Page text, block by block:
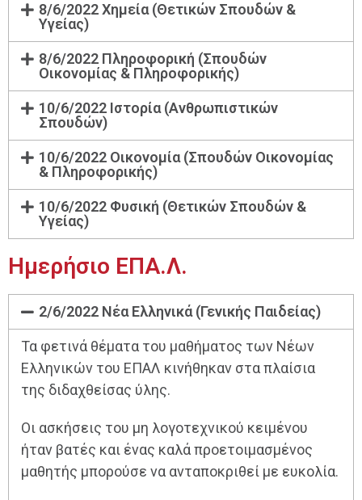
8/6/2022 Χημεία (Θετικών Σπουδών &
Υγείας)
8/6/2022 Πληροφορική (Σπουδών
Οικονομίας & Πληροφορικής)
10/6/2022 Ιστορία (Ανθρωπιστικών
Σπουδών)
10/6/2022 Οικονομία (Σπουδών Οικονομίας
& Πληροφορικής)
10/6/2022 Φυσική (Θετικών Σπουδών &
Υγείας)
Ημερήσιο ΕΠΑ.Λ.
2/6/2022 Νέα Ελληνικά (Γενικής Παιδείας)
Τα φετινά θέματα του μαθήματος των Νέων
Ελληνικών του ΕΠΑΛ κινήθηκαν στα πλαίσια
της διδαχθείσας ύλης.
Οι ασκήσεις του μη λογοτεχνικού κειμένου
ήταν βατές και ένας καλά προετοιμασμένος
μαθητής μπορούσε να ανταποκριθεί με ευκολία.